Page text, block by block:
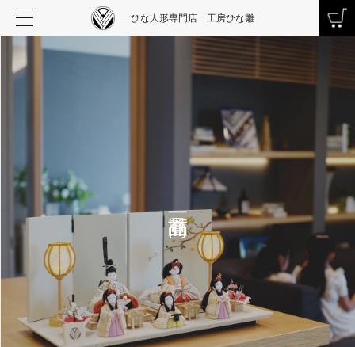
ひな人形専門店 工房ひな雛